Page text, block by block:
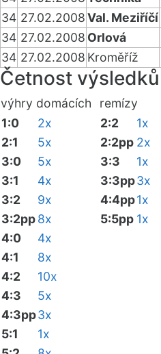
34 27.02.2008Val. Meziříčí
34 27.02.2008 Orlová
34 27.02.2008 Kroměříž
Četnost výsledků
výhry domácích
1:0
2x
2:1
5x
3:0
5x
3:1
4x
3:2
9x
3:2pp8x
4:0
4x
4:1
8x
4:2
10x
4:3
5x
4:3pp3x
5:1
1x
2:2
1x
2:2pp 2x
3:3
1x
3:3pp3x
4:4pp1x
5:5pp 1x